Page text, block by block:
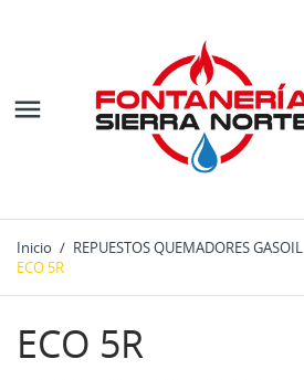

Inicio REPUESTOS QUEMADORES GASOIL
ECO 5R
ECO 5R